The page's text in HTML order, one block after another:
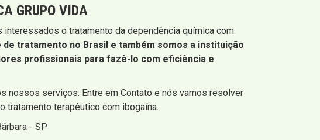
GRUPO VIDA
o tratamento da dependência química com
tratamento no Brasil e também somos a instituição
profissionais para fazê-lo com eficiência e
nossos serviços. Entre em Contato e nós vamos resolver
tratamento terapêutico com ibogaína.
- SP